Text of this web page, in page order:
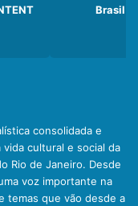
Brasil
consolidada e
cultural e social da
Rio de Janeiro. Desde
voz importante na
temas que vão desde a